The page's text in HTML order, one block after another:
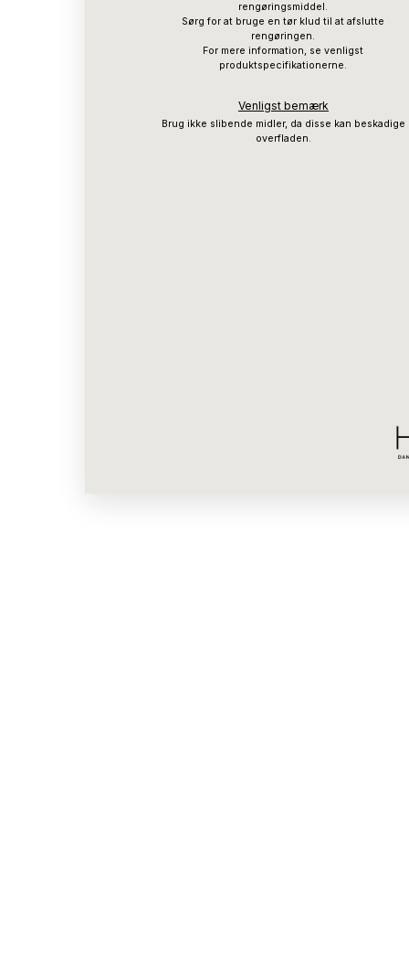
rengøringsmiddel.
Sørg for at bruge en tør klud til at afslutte
rengøringen.
For mere information, se venligst
produktspecifikationerne.
Venligst bemærk
Brug ikke slibende midler, da disse kan beskadige
overfladen.